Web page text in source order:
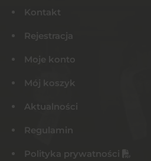
Kontakt
Rejestracja
Moje konto
Mój koszyk
Aktualności
Regulamin
Polityka prywatności